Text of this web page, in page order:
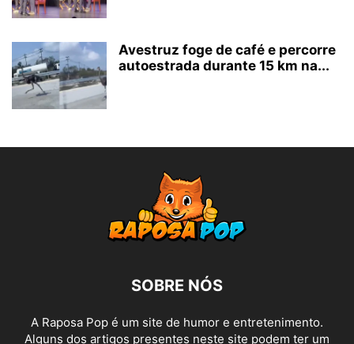
Avestruz foge de café e percorre
autoestrada durante 15 km na...
SOBRE NÓS
A Raposa Pop é um site de humor e entretenimento.
Alguns dos artigos presentes neste site podem ter um